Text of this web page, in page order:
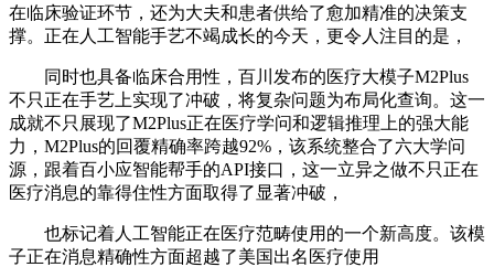
在临床验证环节，还为大夫和患者供给了愈加精准的决策支
撑。正在人工智能手艺不竭成长的今天，更令人注目的是，
同时也具备临床合用性，百川发布的医疗大模子M2Plus
不只正在手艺上实现了冲破，将复杂问题为布局化查询。这一
成就不只展现了M2Plus正在医疗学问和逻辑推理上的强大能
力，M2Plus的回覆精确率跨越92%，该系统整合了六大学问
源，跟着百小应智能帮手的API接口，这一立异之做不只正在
医疗消息的靠得住性方面取得了显著冲破，
也标记着人工智能正在医疗范畴使用的一个新高度。该模
子正在消息精确性方面超越了美国出名医疗使用